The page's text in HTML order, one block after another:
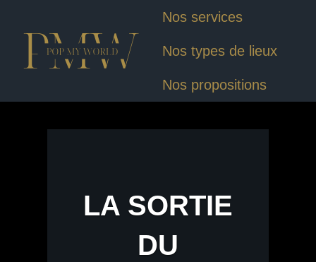
Nos services
Nos types de lieux
Nos propositions
LA SORTIE
DU